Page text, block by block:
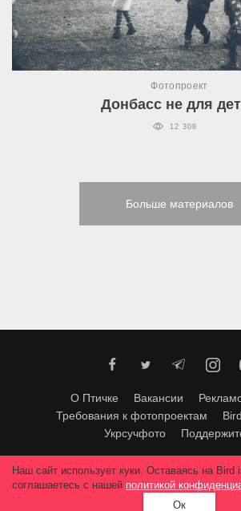
Фотопроект
Донбасс не для
12 308
Больше материалов
О Птичке Вакансии
Требования к фотопроектам
Укрсучфото
Любое использование материалов допускается
редакции.© 2026, Bird In
Все права защищены.
Наш сайт использует куки. Оставаясь на Bird
соглашаетесь с нашей политикой
Ок